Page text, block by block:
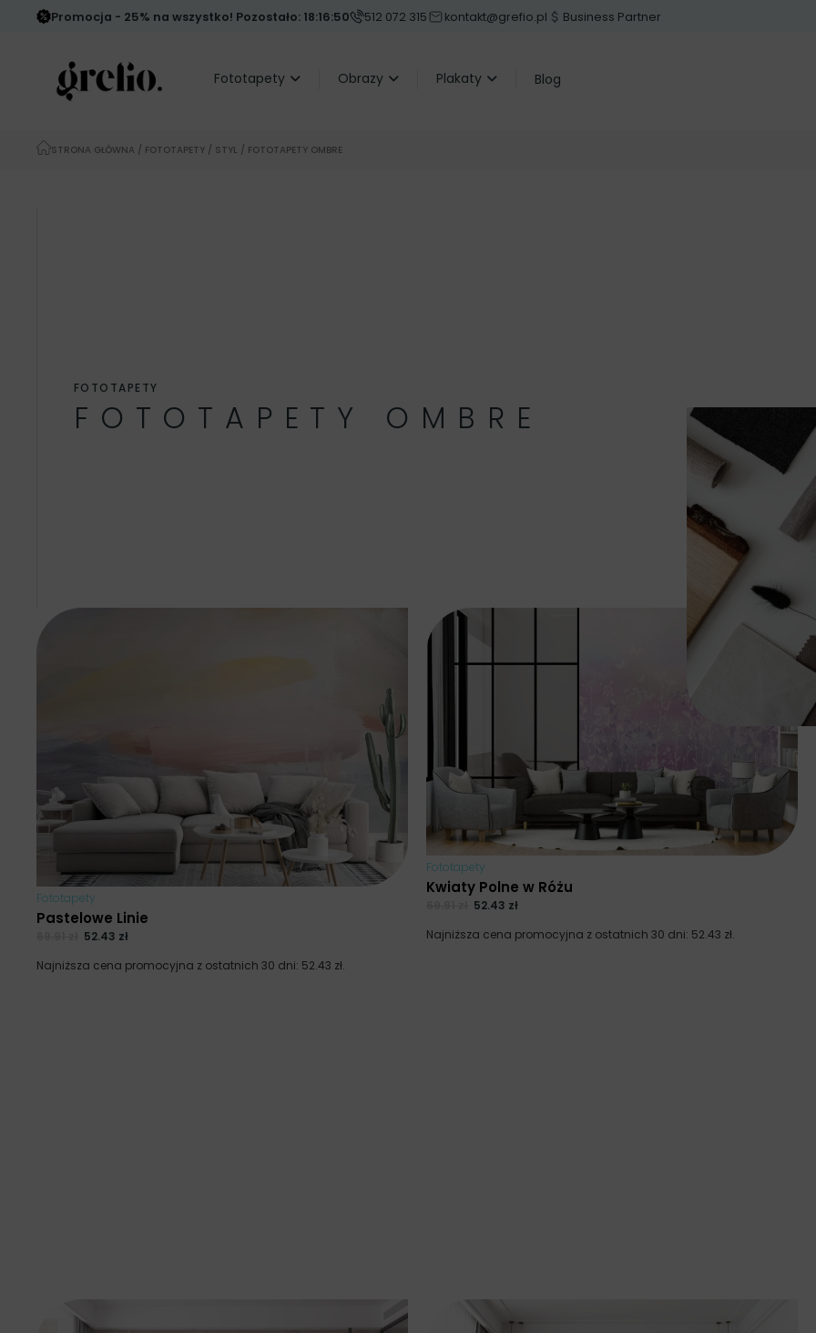
Promocja - 25% na wszystko! Pozostało: 18:16:47 512 072 315 kontakt@grefio.pl Business Partner
Fototapety Obrazy Plakaty Blog
STRONA GŁÓWNA / FOTOTAPETY / STYL / FOTOTAPETY OMBRE
FOTOTAPETY
FOTOTAPETY OMBRE
Fototapety
Pastelowe Linie
52.43 zł
Najniższa cena promocyjna z ostatnich 30 dni: 52.43 zł.
Fototapety
Kwiaty Polne w Różu
52.43 zł
Najniższa cena promocyjna z ostatnich 30 dni: 52.43 zł.